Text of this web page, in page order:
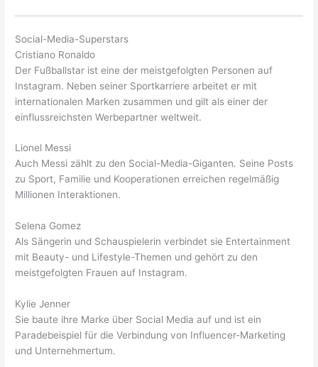
Social-Media-Superstars
Cristiano Ronaldo
Der Fußballstar ist eine der meistgefolgten Personen auf
Instagram. Neben seiner Sportkarriere arbeitet er mit
internationalen Marken zusammen und gilt als einer der
einflussreichsten Werbepartner weltweit.
Lionel Messi
Auch Messi zählt zu den Social-Media-Giganten. Seine Posts
zu Sport, Familie und Kooperationen erreichen regelmäßig
Millionen Interaktionen.
Selena Gomez
Als Sängerin und Schauspielerin verbindet sie Entertainment
mit Beauty- und Lifestyle-Themen und gehört zu den
meistgefolgten Frauen auf Instagram.
Kylie Jenner
Sie baute ihre Marke über Social Media auf und ist ein
Paradebeispiel für die Verbindung von Influencer-Marketing
und Unternehmertum.